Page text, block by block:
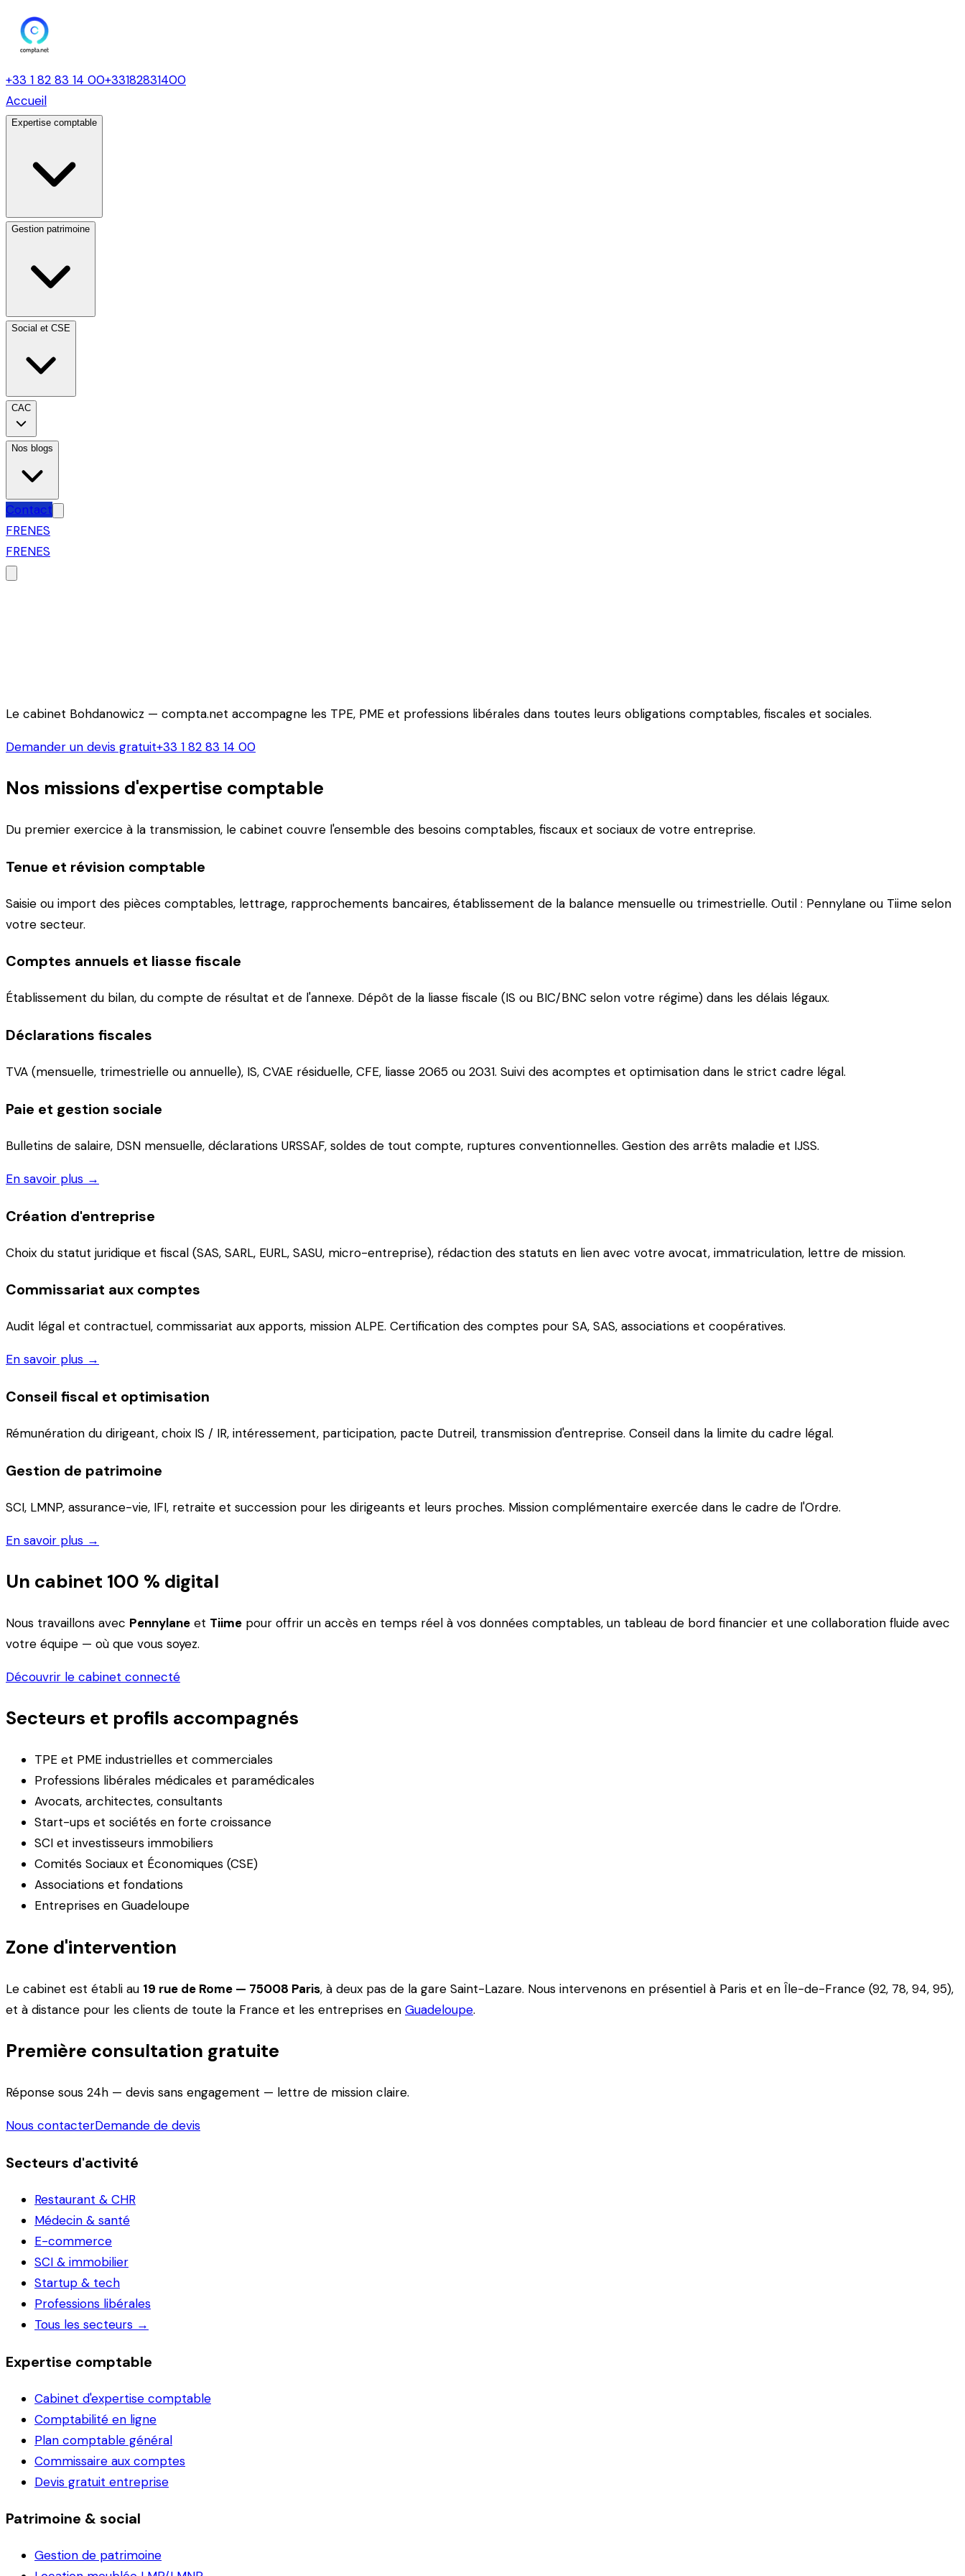
+33 1 82 83 14 00+33182831400
Accueil
Expertise comptable
Gestion patrimoine
Social et CSE
CAC
Nos blogs
Contact
FRENES
FRENES
Le cabinet Bohdanowicz — compta.net accompagne les TPE, PME et professions libérales dans toutes leurs obligations comptables, fiscales et sociales.
Demander un devis gratuit+33 1 82 83 14 00
Nos missions d'expertise comptable
Du premier exercice à la transmission, le cabinet couvre l'ensemble des besoins comptables, fiscaux et sociaux de votre entreprise.
Tenue et révision comptable
Saisie ou import des pièces comptables, lettrage, rapprochements bancaires, établissement de la balance mensuelle ou trimestrielle. Outil : Pennylane ou Tiime selon
votre secteur.
Comptes annuels et liasse fiscale
Établissement du bilan, du compte de résultat et de l'annexe. Dépôt de la liasse fiscale (IS ou BIC/BNC selon votre régime) dans les délais légaux.
Déclarations fiscales
TVA (mensuelle, trimestrielle ou annuelle), IS, CVAE résiduelle, CFE, liasse 2065 ou 2031. Suivi des acomptes et optimisation dans le strict cadre légal.
Paie et gestion sociale
Bulletins de salaire, DSN mensuelle, déclarations URSSAF, soldes de tout compte, ruptures conventionnelles. Gestion des arrêts maladie et IJSS.
En savoir plus →
Création d'entreprise
Choix du statut juridique et fiscal (SAS, SARL, EURL, SASU, micro-entreprise), rédaction des statuts en lien avec votre avocat, immatriculation, lettre de mission.
Commissariat aux comptes
Audit légal et contractuel, commissariat aux apports, mission ALPE. Certification des comptes pour SA, SAS, associations et coopératives.
En savoir plus →
Conseil fiscal et optimisation
Rémunération du dirigeant, choix IS / IR, intéressement, participation, pacte Dutreil, transmission d'entreprise. Conseil dans la limite du cadre légal.
Gestion de patrimoine
SCI, LMNP, assurance-vie, IFI, retraite et succession pour les dirigeants et leurs proches. Mission complémentaire exercée dans le cadre de l'Ordre.
En savoir plus →
Un cabinet 100 % digital
Nous travaillons avec Pennylane et Tiime pour offrir un accès en temps réel à vos données comptables, un tableau de bord financier et une collaboration fluide avec
votre équipe — où que vous soyez.
Découvrir le cabinet connecté
Secteurs et profils accompagnés
TPE et PME industrielles et commerciales
Professions libérales médicales et paramédicales
Avocats, architectes, consultants
Start-ups et sociétés en forte croissance
SCI et investisseurs immobiliers
Comités Sociaux et Économiques (CSE)
Associations et fondations
Entreprises en Guadeloupe
Zone d'intervention
Le cabinet est établi au 19 rue de Rome — 75008 Paris, à deux pas de la gare Saint-Lazare. Nous intervenons en présentiel à Paris et en Île-de-France (92, 78, 94, 95),
et à distance pour les clients de toute la France et les entreprises en Guadeloupe.
Première consultation gratuite
Réponse sous 24h — devis sans engagement — lettre de mission claire.
Nous contacterDemande de devis
Secteurs d'activité
Restaurant & CHR
Médecin & santé
E-commerce
SCI & immobilier
Startup & tech
Professions libérales
Tous les secteurs →
Expertise comptable
Cabinet d'expertise comptable
Comptabilité en ligne
Plan comptable général
Commissaire aux comptes
Devis gratuit entreprise
Patrimoine & social
Gestion de patrimoine